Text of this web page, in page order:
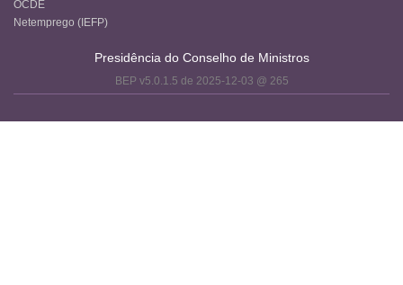
OCDE
Netemprego (IEFP)
Presidência do Conselho de Ministros
BEP v5.0.1.5 de 2025-12-03 @ 265